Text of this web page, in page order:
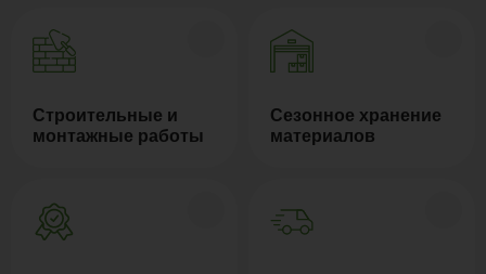
Строительные и
монтажные работы
Сезонное хранение
материалов